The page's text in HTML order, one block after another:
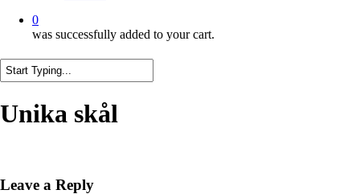
0
was successfully added to your cart.
Search
Unika skål
Leave a Reply